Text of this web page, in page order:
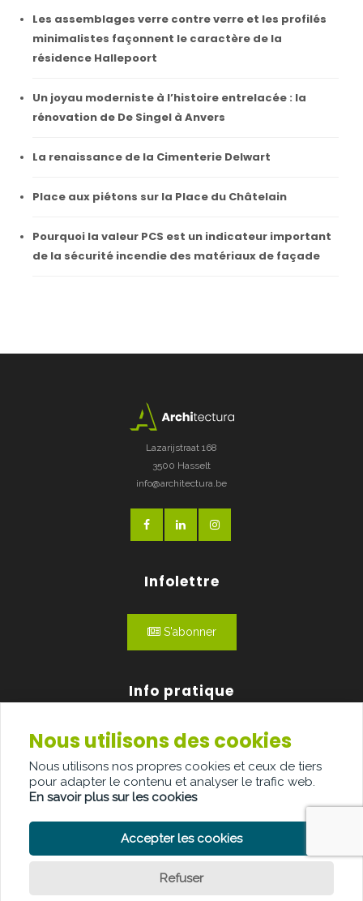
Les assemblages verre contre verre et les profilés
minimalistes façonnent le caractère de la
résidence Hallepoort
Un joyau moderniste à l’histoire entrelacée : la
rénovation de De Singel à Anvers
La renaissance de la Cimenterie Delwart
Place aux piétons sur la Place du Châtelain
Pourquoi la valeur PCS est un indicateur important
de la sécurité incendie des matériaux de façade
Lazarijstraat 168
3500 Hasselt
info@architectura.be
Infolettre
S'abonner
Info pratique
Qui sommes-nous?
Publicité
Contact
Nous utilisons des cookies
Nous utilisons nos propres cookies et ceux de tiers
pour adapter le contenu et analyser le trafic web.
En savoir plus sur les cookies
Accepter les cookies
Refuser